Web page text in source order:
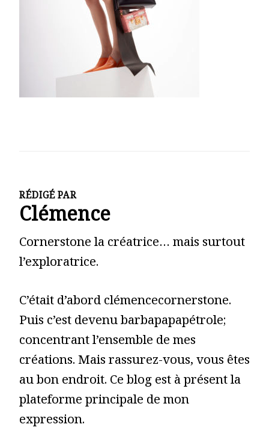
RÉDIGÉ PAR
Clémence
Cornerstone la créatrice… mais surtout
l’exploratrice.
C’était d’abord clémencecornerstone.
Puis c’est devenu barbapapapétrole;
concentrant l’ensemble de mes
créations. Mais rassurez-vous, vous êtes
au bon endroit. Ce blog est à présent la
plateforme principale de mon
expression.